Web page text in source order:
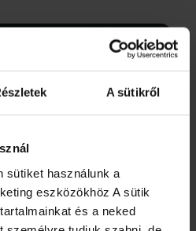
A sütikről
sütiket használunk a
eszközökhöz A sütik
és a neked
nonprofit
védd meg az